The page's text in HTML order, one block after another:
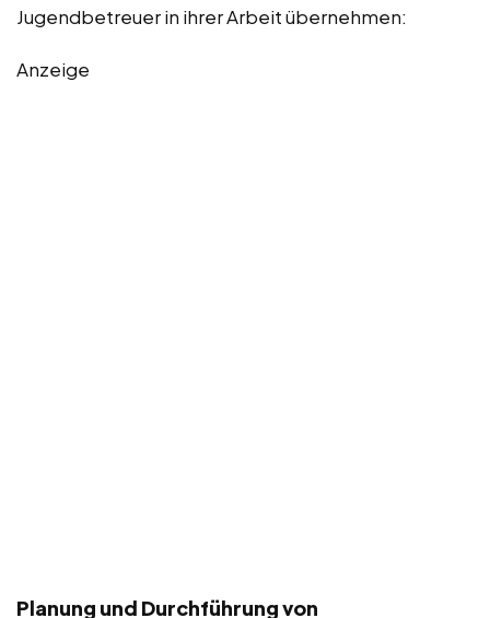
Jugendbetreuer in ihrer Arbeit übernehmen:
Anzeige
Planung und Durchführung von